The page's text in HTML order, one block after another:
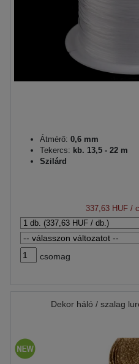
Átmérő: 0,6 mm
Tekercs: kb. 13,5 - 22 m
Szilárd
337,63 HUF /
csomag
Dekor háló / szalag